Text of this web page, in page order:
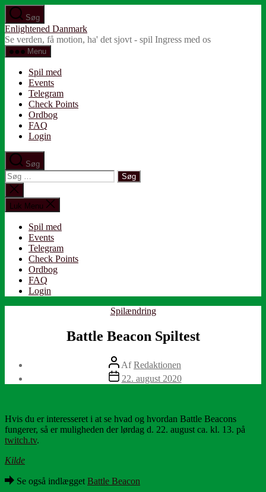
Spring
til
indholdet
Søg
Enlightened Danmark
Se verden, få motion, ha' det sjovt - spil Ingress med os
Menu
Spil med
Events
Telegram
Check Points
Ordbog
FAQ
Login
Søg
Søg
efter:
Luk
søgning
Luk Menu
Spil med
Events
Telegram
Check Points
Ordbog
FAQ
Login
Kategorier
Spilændring
Battle Beacon Spiltest
Indlægsforfatter
AfRedaktionen
Indlægsdato
22. august 2020
Hvis du er interesseret i at se hvad og hvordan Battle Beacons
fungerer, så er muligheden der lørdag d. 22. august ca. kl. 13. på
twitch.tv.
Kilde
Se også indlægget Battle Beacon